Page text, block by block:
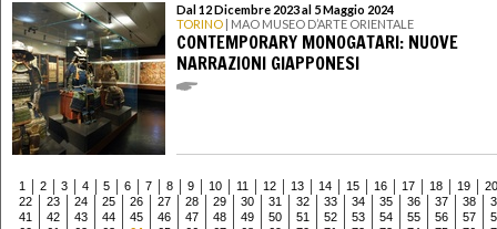
Dal 12 Dicembre 2023 al 5 Maggio 2024
TORINO | MAO MUSEO D’ARTE ORIENTALE
CONTEMPORARY MONOGATARI: NUOVE
NARRAZIONI GIAPPONESI
1 2 3 4 5 6 7 8 9 10 11 12 13 14 15 16 17 18 19
20
22
23 24 25 26 27 28 29 30 31 32 33 34 35 36 37 38
41
42 43 44 45 46 47 48 49 50 51 52 53 54 55 56 57